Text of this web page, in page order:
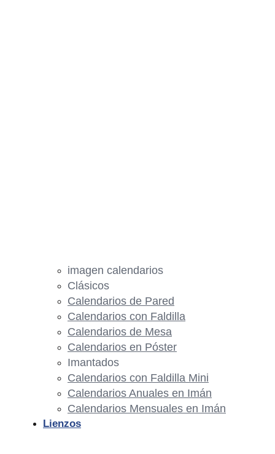
imagen calendarios
Clásicos
Calendarios de Pared
Calendarios con Faldilla
Calendarios de Mesa
Calendarios en Póster
Imantados
Calendarios con Faldilla Mini
Calendarios Anuales en Imán
Calendarios Mensuales en Imán
Lienzos